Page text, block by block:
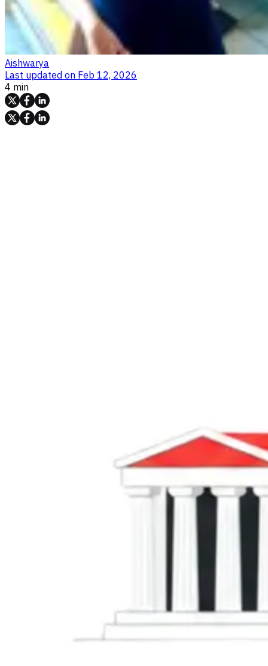
Aishwarya
Last updated on Feb 12, 2026
4 min